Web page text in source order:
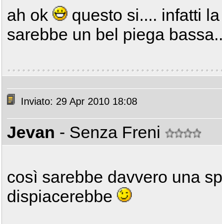
ah ok
questo si.... infatti
sarebbe un bel piega
Inviato: 29 Apr 2010 18:08
Jevan - Senza Freni
così sarebbe davvero una
dispiacerebbe